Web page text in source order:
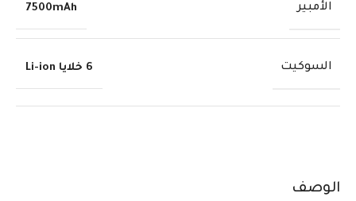
الوصف
الأمبير 7500mAh
السوكيت 6 خلايا Li-ion